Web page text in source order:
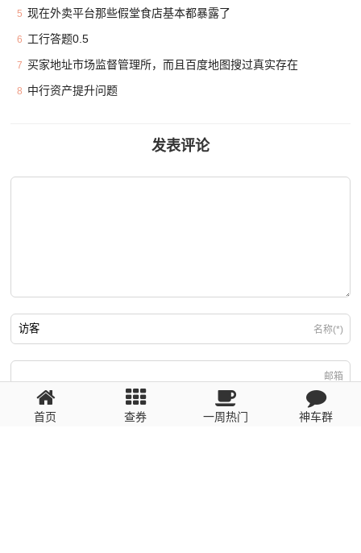
5 现在外卖平台那些假堂食店基本都暴露了
6 工行答题0.5
7 买家地址市场监督管理所，而且百度地图搜过真实存在
8 中行资产提升问题
发表评论
名称(*)
邮箱
回复需填写必要信息
首页 查券 一周热门 神车群